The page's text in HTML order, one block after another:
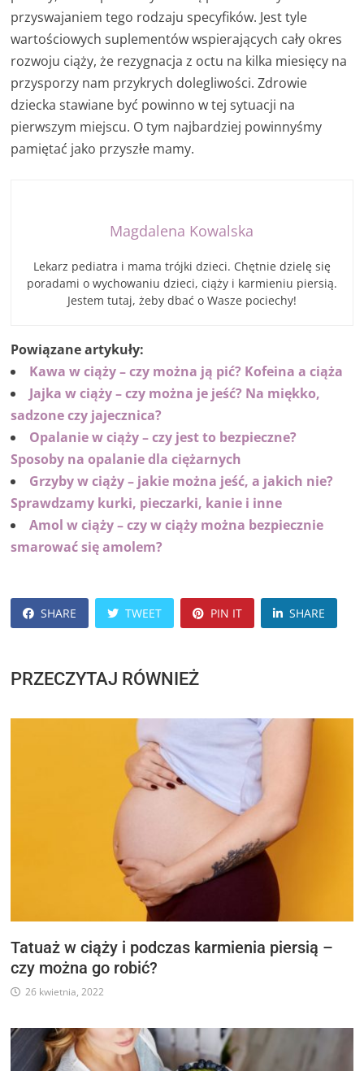
przyswajaniem tego rodzaju specyfików. Jest tyle
wartościowych suplementów wspierających cały okres
rozwoju ciąży, że rezygnacja z octu na kilka miesięcy na
przysporzy nam przykrych dolegliwości. Zdrowie
dziecka stawiane być powinno w tej sytuacji na
pierwszym miejscu. O tym najbardziej powinnyśmy
pamiętać jako przyszłe mamy.
Magdalena Kowalska
Lekarz pediatra i mama trójki dzieci. Chętnie dzielę się
poradami o wychowaniu dzieci, ciąży i karmieniu piersią.
Jestem tutaj, żeby dbać o Wasze pociechy!
Powiązane artykuły:
Kawa w ciąży – czy można ją pić? Kofeina a ciąża
Jajka w ciąży – czy można je jeść? Na miękko,
sadzone czy jajecznica?
Opalanie w ciąży – czy jest to bezpieczne?
Sposoby na opalanie dla ciężarnych
Grzyby w ciąży – jakie można jeść, a jakich nie?
Sprawdzamy kurki, pieczarki, kanie i inne
Amol w ciąży – czy w ciąży można bezpiecznie
smarować się amolem?
SHARE TWEET PIN IT SHARE
PRZECZYTAJ RÓWNIEŻ
Tatuaż w ciąży i podczas karmienia piersią –
czy można go robić?
26 kwietnia, 2022